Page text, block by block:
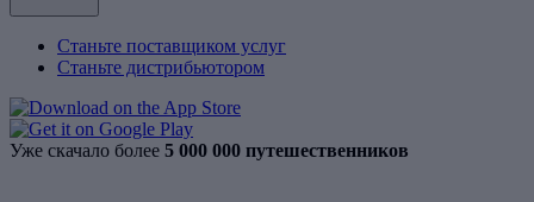
Станьте поставщиком услуг
Станьте дистрибьютором
Уже скачало более 5 000 000 путешественников